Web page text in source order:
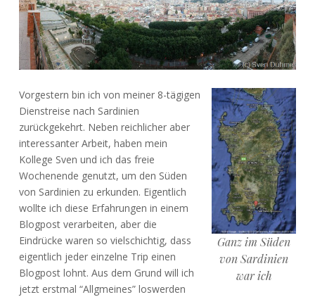
Ganz im Süden
von Sardinien
war ich
Vorgestern bin ich von meiner 8-tägigen
Dienstreise nach Sardinien
zurückgekehrt. Neben reichlicher aber
interessanter Arbeit, haben mein
Kollege Sven und ich das freie
Wochenende genutzt, um den Süden
von Sardinien zu erkunden. Eigentlich
wollte ich diese Erfahrungen in einem
Blogpost verarbeiten, aber die
Eindrücke waren so vielschichtig, dass
eigentlich jeder einzelne Trip einen
Blogpost lohnt. Aus dem Grund will ich
jetzt erstmal “Allgmeines” loswerden